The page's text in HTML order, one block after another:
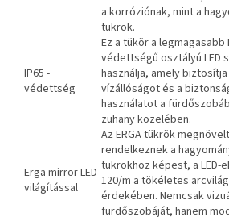
a korróziónak, mint a
tükrök.
IP65 -
védettség
Ez a tükör a legmagasabb
védettségű osztályú LED
használja, amely biztosítja
vízállóságot és a
használatot a
zuhany közelében.
Erga mirror LED
világítással
Az ERGA tükrök
rendelkeznek a
tükrökhöz képest, a LED-
120/m a tökéletes
érdekében. Nemcsak
fürdőszobáját, hanem